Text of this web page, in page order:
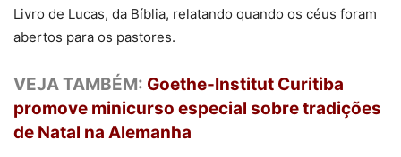
Livro de Lucas, da Bíblia, relatando quando os céus foram
abertos para os pastores.
VEJA TAMBÉM: Goethe-Institut Curitiba
promove minicurso especial sobre tradições
de Natal na Alemanha